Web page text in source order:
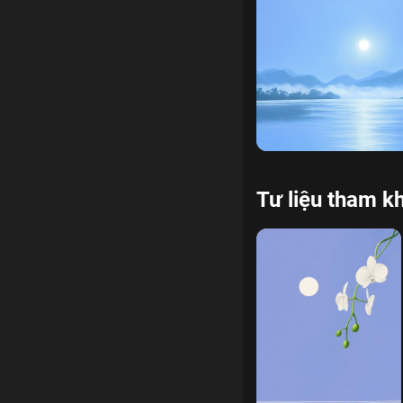
ác pháp sát
Tư liệu tham